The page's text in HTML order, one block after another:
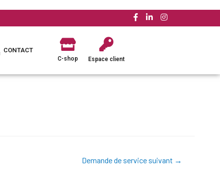
CONTACT
C-shop Espace client
Demande de service suivant →